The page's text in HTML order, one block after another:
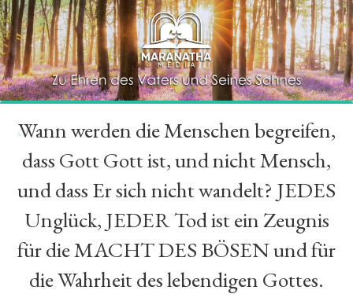
“
Wann werden die Menschen begreifen,
dass Gott Gott ist, und nicht Mensch,
und dass Er sich nicht wandelt? JEDES
Unglück, JEDER Tod ist ein Zeugnis
für die MACHT DES BÖSEN und für
die Wahrheit des lebendigen Gottes.